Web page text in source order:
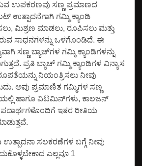
ಉಪಕರಣವು ಸಣ್ಣ ಪ್ರಮಾಣದ
ಉತ್ಪಾದನೆಗಾಗಿ ಗಮ್ಮಿ ಕ್ಯಾಂಡಿ
ಮಿಶ್ರಣ ಮಾಡಲು, ರೂಪಿಸಲು ಮತ್ತು
ಸಾಧನಗಳನ್ನು ಒಳಗೊಂಡಿದೆ. ಈ
ಸಣ್ಣ ಬ್ಯಾಚ್‌ಗಳ ಗಮ್ಮಿ ಕ್ಯಾಂಡಿಗಳನ್ನು
ಪ್ರತಿ ಬ್ಯಾಚ್ ಗಮ್ಮಿ ಕ್ಯಾಂಡಿಗಳ ವಿನ್ಯಾಸ
ನಿಯಂತ್ರಿಸಲು ನೀವು
ಅವು ಪ್ರಮಾಣಿತ ಗಮ್ಮಿಗಳ ಸಣ್ಣ
ಹಾಗೂ ವಿಟಮಿನ್‌ಗಳು, ಕಾಲಜನ್
ಪದಾರ್ಥಗಳೊಂದಿಗೆ ಇತರ ರೀತಿಯ